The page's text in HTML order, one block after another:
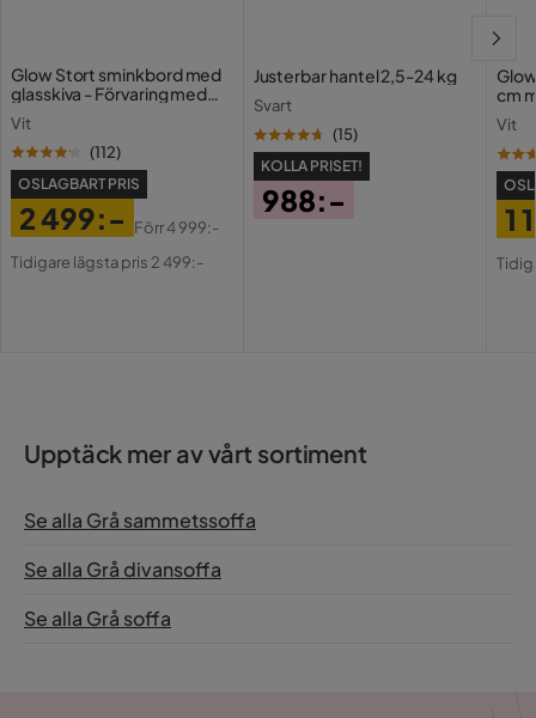
Underhållstips:
Metall:
Glow Stort sminkbord med
glasskiva - Förvaring med
Vit
(112)
OSLAGBART PRIS
Pris
2 499:-
Original
Förr4 999:-
Tidigare lägsta pris 2 499:-
Justerbar hantel 2,5-24 kg
Svart
(15)
KOLLA PRISET!
988:-
cm
Vit
1
Upptäck mer av vårt sortiment
Se alla Grå sammetssoffa
Se alla Grå divansoffa
Se alla Grå soffa